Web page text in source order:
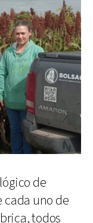
de
cada uno de
todos